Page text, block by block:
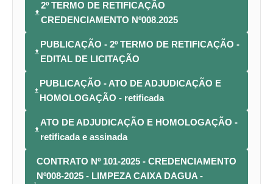
2º TERMO DE RETIFICAÇÃO
CREDENCIAMENTO Nº008.2025
PUBLICAÇÃO - 2º TERMO DE RETIFICAÇÃO -
EDITAL DE LICITAÇÃO
PUBLICAÇÃO - ATO DE ADJUDICAÇÃO E
HOMOLOGAÇÃO - retificada
ATO DE ADJUDICAÇÃO E HOMOLOGAÇÃO -
retificada e assinada
CONTRATO Nº 101-2025 - CREDENCIAMENTO
Nº008-2025 - LIMPEZA CAIXA DAGUA -